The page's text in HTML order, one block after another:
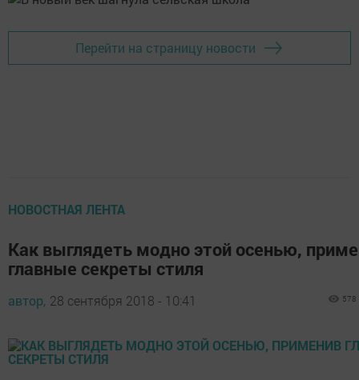
Перейти на страницу новости
НОВОСТНАЯ ЛЕНТА
Как выглядеть модно этой осенью,
главные секреты стиля
автор, 28 сентября 2018 - 10:41 578